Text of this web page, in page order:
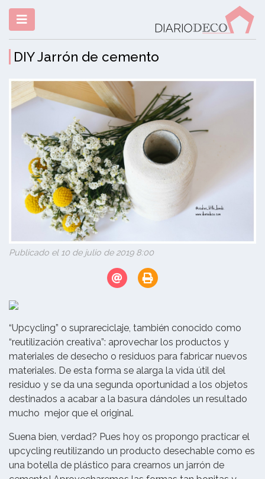
DIY Jarrón de cemento
Publicado el 10 de julio de 2019 8:00
“Upcycling” o suprareciclaje, también conocido como
“reutilización creativa”: aprovechar los productos y
materiales de desecho o residuos para fabricar nuevos
materiales. De esta forma se alarga la vida útil del
residuo y se da una segunda oportunidad a los objetos
destinados a acabar a la basura dándoles un resultado
mucho mejor que el original.
Suena bien, verdad? Pues hoy os propongo practicar el
upcycling reutilizando un producto desechable como es
una botella de plástico para crearnos un jarrón de